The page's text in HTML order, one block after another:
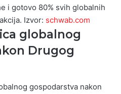
i gotovo 80% svih globalnih
Izvor: schwab.com
globalnog
Drugog
gospodarstva nakon